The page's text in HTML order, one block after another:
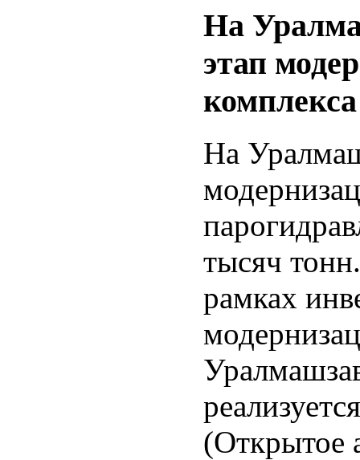
На
этап
комплекса
На
тысяч
рамках
(Открытое